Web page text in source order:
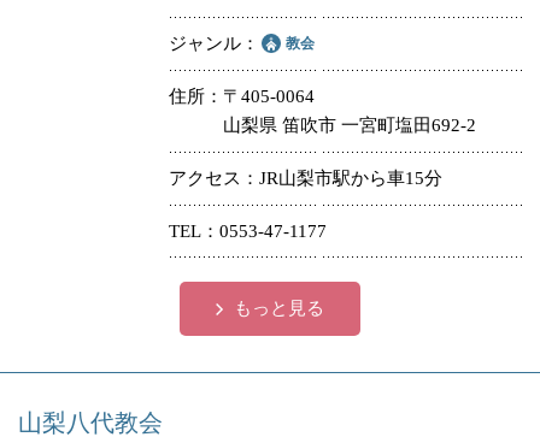
ジャンル 教会
住所
〒405-0064
山梨県 笛吹市 一宮町塩田692-2
アクセス JR山梨市駅から車15分
TEL 0553-47-1177
もっと見る
山梨八代教会